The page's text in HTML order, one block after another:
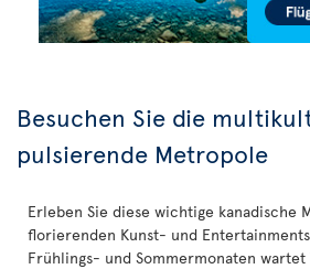
Besuchen Sie die
pulsierende Metropole
Erleben Sie diese wichtige kanadische
florierenden Kunst- und
Frühlings- und Sommermonaten